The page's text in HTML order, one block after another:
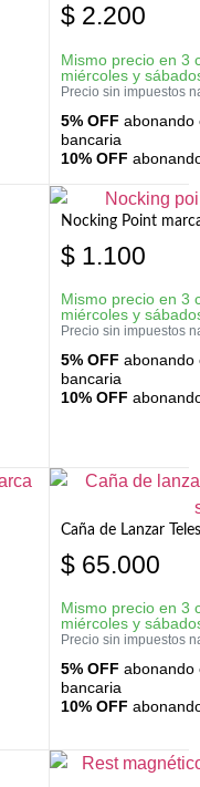
$ 2.200
Mismo precio en 3
miércoles y
Precio sin impuestos
5% OFF abonando
bancaria
10% OFF
Nocking Point
$ 1.100
Mismo precio en 3
miércoles y
Precio sin impuestos
5% OFF abonando
bancaria
10% OFF
Caña de Lanzar
$ 65.000
Mismo precio en 3
miércoles y
Precio sin impuestos
5% OFF abonando
bancaria
10% OFF